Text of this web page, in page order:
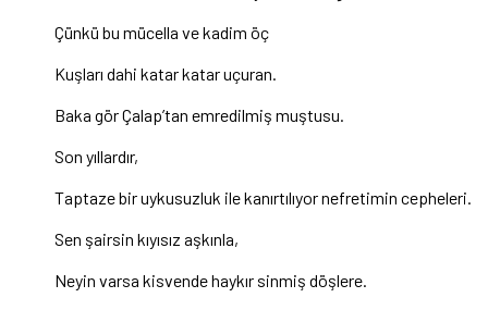
Çünkü bu mücella ve kadim öç
Kuşları dahi katar katar uçuran.
Baka gör Çalap’tan emredilmiş muştusu.
Son yıllardır,
Taptaze bir uykusuzluk ile kanırtılıyor nefretimin cepheleri.
Sen şairsin kıyısız aşkınla,
Neyin varsa kisvende haykır sinmiş döşlere.